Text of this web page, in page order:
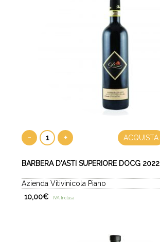
- + ACQUISTA
BARBERA D'ASTI SUPERIORE DOCG 2022
Azienda Vitivinicola Piano
10,00€ IVA Inclusa